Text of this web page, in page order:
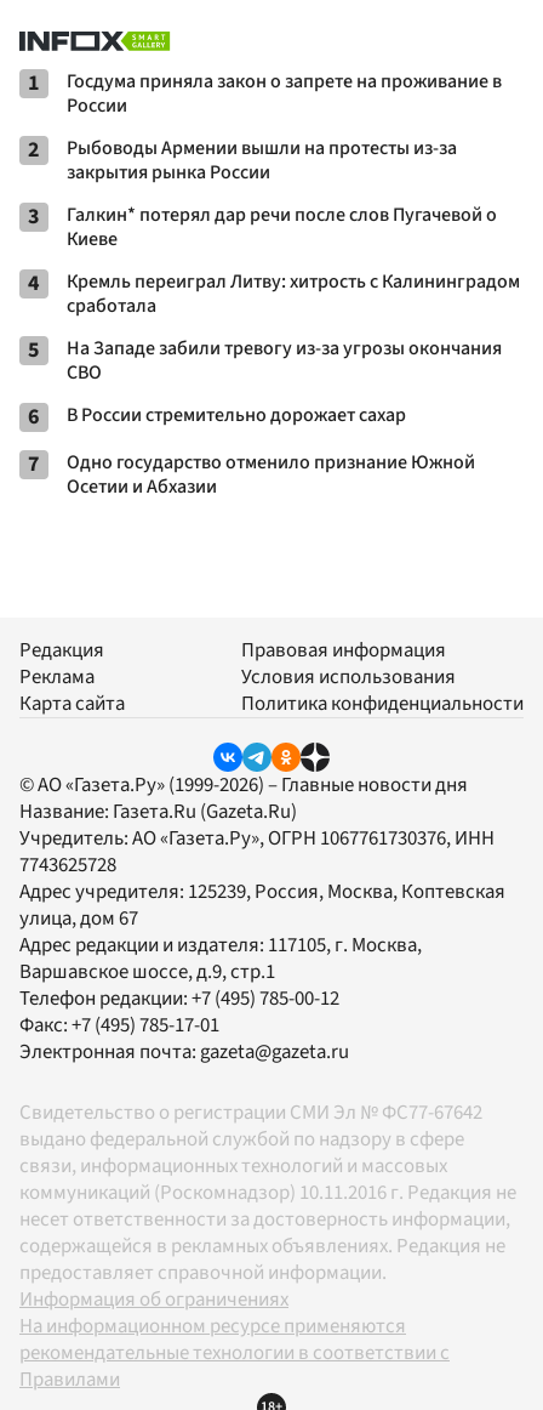
1
Госдума приняла закон о запрете на проживание в
России
2
Рыбоводы Армении вышли на протесты из-за
закрытия рынка России
3
Галкин* потерял дар речи после слов Пугачевой о
Киеве
4
Кремль переиграл Литву: хитрость с Калининградом
сработала
5
На Западе забили тревогу из-за угрозы окончания
СВО
6 В России стремительно дорожает сахар
7
Одно государство отменило признание Южной
Осетии и Абхазии
Редакция
Реклама
Карта сайта
Правовая информация
Условия использования
Политика конфиденциальности
© АО «Газета.Ру» (1999-2026) – Главные новости дня
Название: Газета.Ru (Gazeta.Ru)
Учредитель:АО «Газета.Ру», ОГРН 1067761730376, ИНН
7743625728
Адрес учредителя: 125239, Россия, Москва, Коптевская
улица, дом 67
Адрес редакции и издателя: 117105, г. Москва,
Варшавское шоссе, д.9, стр.1
Телефон редакции:+7 (495) 785-00-12
Факс:+7 (495) 785-17-01
Электронная почта: gazeta@gazeta.ru
Свидетельство о регистрации СМИ Эл № ФС77-67642
выдано федеральной службой по надзору в сфере
связи, информационных технологий и массовых
коммуникаций (Роскомнадзор) 10.11.2016 г. Редакция не
несет ответственности за достоверность информации,
содержащейся в рекламных объявлениях. Редакция не
предоставляет справочной информации.
Информация об ограничениях
На информационном ресурсе применяются
рекомендательные технологии в соответствии с
Правилами